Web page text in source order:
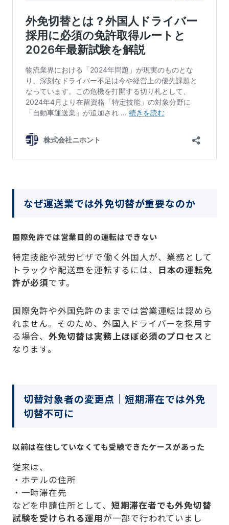
なぜ運送業では外免切替が重要なのか
国際免許では営業目的の運転はできない
特定技能や就労ビザで働く外国人が、業務として
トラックや配送車を運転するには、 日本の運転免
許が必須です。
国際免許や外国免許のままでは営業運転は認めら
れません。そのため、外国人ドライバーを採用す
る場合、外免切替は実務上ほぼ必須のプロセス と
なります。
切替対象者の変更点｜短期滞在では外免
切替不可に
以前は在住していなくても受験できたケースがあった
従来は、
・ホテルの住所
・一時滞在先
などを申請住所として、 短期滞在者でも外免切替
試験を受けられる運用が一部で行われていまし